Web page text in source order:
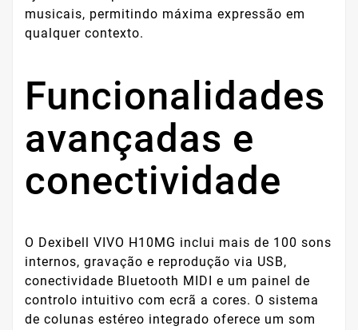
musicais, permitindo máxima expressão em
qualquer contexto.
Funcionalidades
avançadas e
conectividade
O Dexibell VIVO H10MG inclui mais de 100 sons
internos, gravação e reprodução via USB,
conectividade Bluetooth MIDI e um painel de
controlo intuitivo com ecrã a cores. O sistema
de colunas estéreo integrado oferece um som